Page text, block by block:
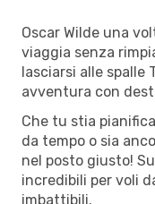
Oscar Wilde una
viaggia senza
lasciarsi alle spalle
avventura con
Che tu stia
da tempo o sia
nel posto giusto!
incredibili per voli
imbattibili.